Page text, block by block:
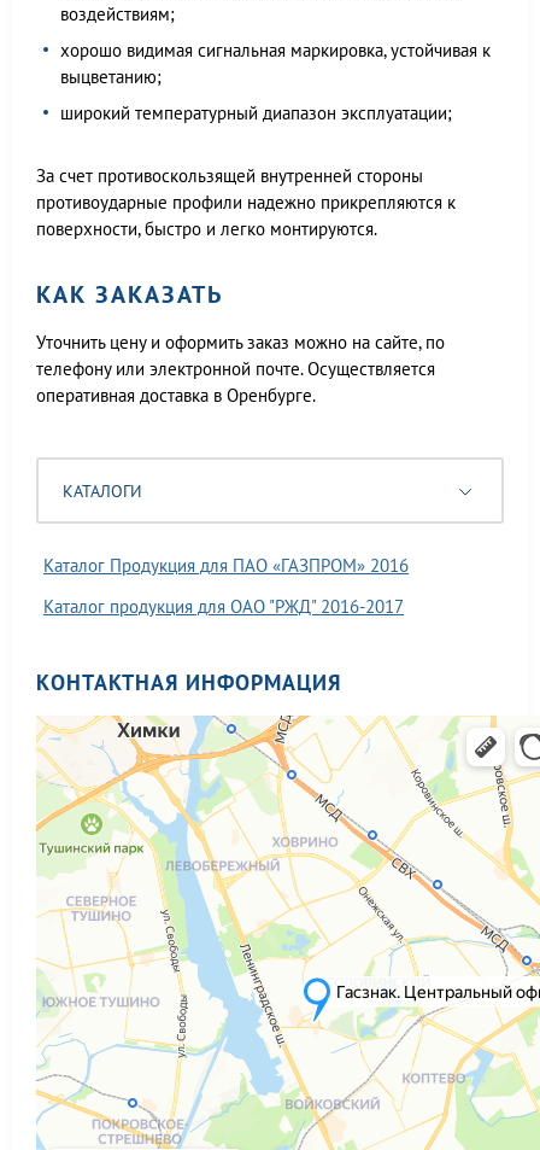
воздействиям;
хорошо видимая сигнальная маркировка, устойчивая к
выцветанию;
широкий температурный диапазон эксплуатации;
За счет противоскользящей внутренней стороны
противоударные профили надежно прикрепляются к
поверхности, быстро и легко монтируются.
КАК ЗАКАЗАТЬ
Уточнить цену и оформить заказ можно на сайте, по
телефону или электронной почте. Осуществляется
оперативная доставка в Оренбурге.
КАТАЛОГИ
Каталог Продукция для ПАО «ГАЗПРОМ» 2016
Каталог продукция для ОАО "РЖД" 2016-2017
КОНТАКТНАЯ ИНФОРМАЦИЯ